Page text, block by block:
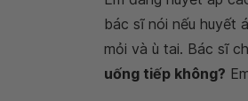
bác sĩ nói nếu huyết
mỏi và ù tai. Bác sĩ
uống tiếp không?